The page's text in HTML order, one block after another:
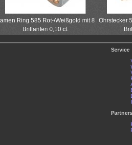
Ring 585 Rot-/Weißgold mit 8
Brillanten 0,10 ct.
Ohrstecker
Service